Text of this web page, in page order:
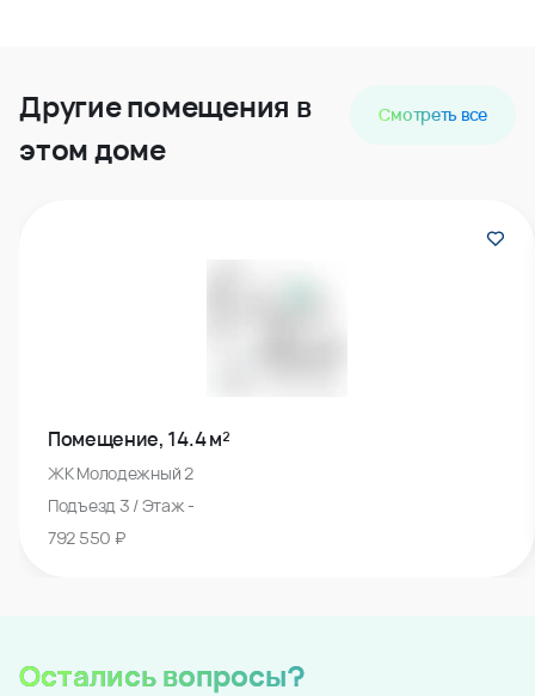
Другие помещения в
этом доме
Смотреть все
Помещение, 14.4 м²
ЖК Молодежный 2
Подъезд 3 / Этаж -
792 550 ₽
Остались вопросы?